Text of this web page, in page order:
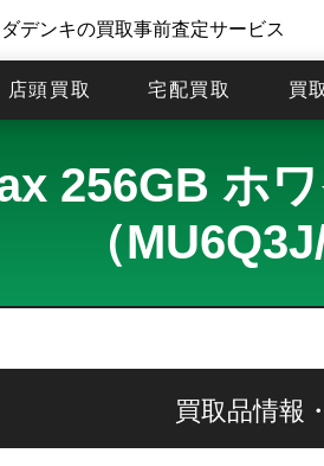
デンキの買取事前査定サービス
店頭買取 宅配買取 買
256GB ホ
（
買取品情報